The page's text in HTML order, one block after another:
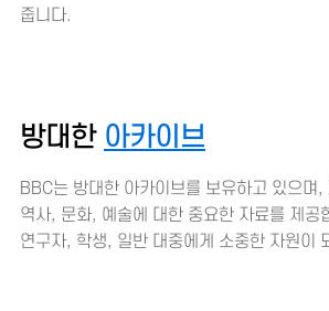
줍니다.
방대한 아카이브
BBC는 방대한 아카이브를 보유하고 있으며,
역사, 문화, 예술에 대한 중요한 자료를 제공
연구자, 학생, 일반 대중에게 소중한 자원이